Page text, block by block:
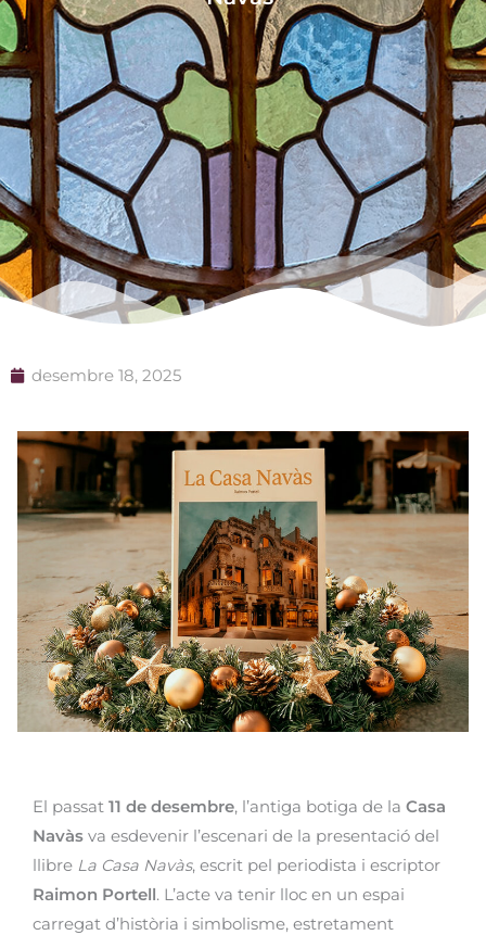
desembre 18, 2025
El passat 11 de desembre, l’antiga botiga de la Casa
Navàs va esdevenir l’escenari de la presentació del
llibre La Casa Navàs, escrit pel periodista i escriptor
Raimon Portell. L’acte va tenir lloc en un espai
carregat d’història i simbolisme, estretament